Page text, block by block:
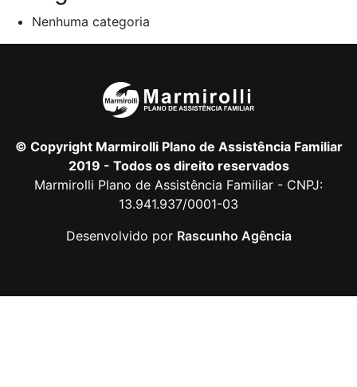
Nenhuma categoria
© Copyright Marmirolli Plano de Assistência Familiar
2019 - Todos os direito reservados
Marmirolli Plano de Assistência Familiar - CNPJ:
13.941.937/0001-03
Desenvolvido por Rascunho Agência